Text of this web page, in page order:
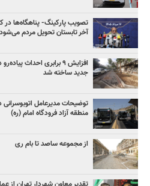
آخر تابستان تحویل مردم می‌شود
جدید ساخته شد
توضیحات مدیرعامل
منطقه آزاد فرودگاه امام (ره)
از مجموعه ساصد تا بام ری